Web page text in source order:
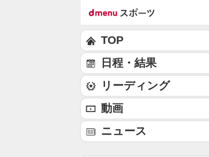
TOP
日程・結果
リーディング
動画
ニュース